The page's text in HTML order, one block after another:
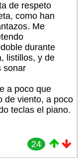
de respeto
como han
Me
durante
listillos, y de
sonar
a poco que
de viento, a poco
teclas el piano.
24